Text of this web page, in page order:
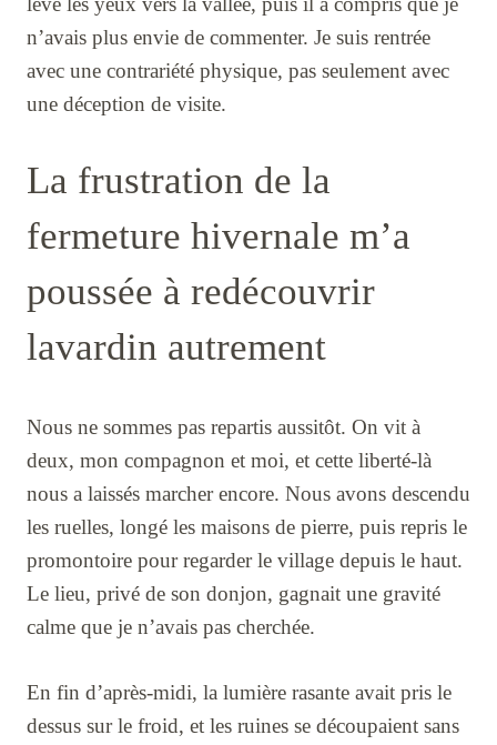
n’avais plus envie de commenter. Je suis rentrée
avec une contrariété physique, pas seulement avec
une déception de visite.
La frustration de la
fermeture hivernale m’a
poussée à redécouvrir
lavardin autrement
Nous ne sommes pas repartis aussitôt. On vit à
deux, mon compagnon et moi, et cette liberté-là
nous a laissés marcher encore. Nous avons descendu
les ruelles, longé les maisons de pierre, puis repris le
promontoire pour regarder le village depuis le haut.
Le lieu, privé de son donjon, gagnait une gravité
calme que je n’avais pas cherchée.
En fin d’après-midi, la lumière rasante avait pris le
dessus sur le froid, et les ruines se découpaient sans